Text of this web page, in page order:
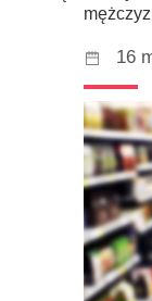
16